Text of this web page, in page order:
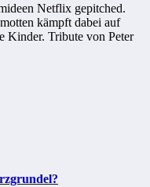
Netflix gepitched.
kämpft dabei auf
Kinder. Tribute von Peter